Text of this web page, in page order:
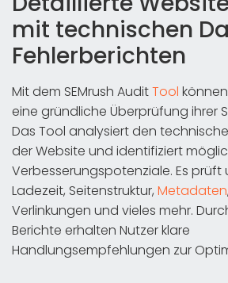
mit technischen
Fehlerberichten
Mit dem SEMrush AuditTool
eine gründliche Überprüfung ihrer
Das Tool analysiert den
der Website und identifiziert
Verbesserungspotenziale. Es
Ladezeit, Seitenstruktur, Metadaten
Verlinkungen und vieles mehr.
Berichte erhalten Nutzer klare
Handlungsempfehlungen zur